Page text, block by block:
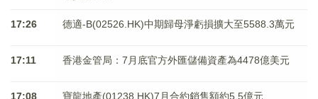
17:26 德適-B(02526.HK)中期歸母淨虧損擴大至5588.3萬元
17:11 香港金管局：7月底官方外匯儲備資產為4478億美元
17:08 寶龍地產(01238.HK)7月合約銷售額約5.5億元